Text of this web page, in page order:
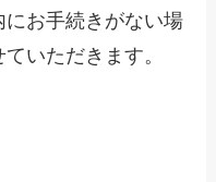
にお手続きがない場
いただきます。